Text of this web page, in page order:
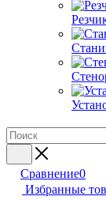
Сравнение0
Избранные